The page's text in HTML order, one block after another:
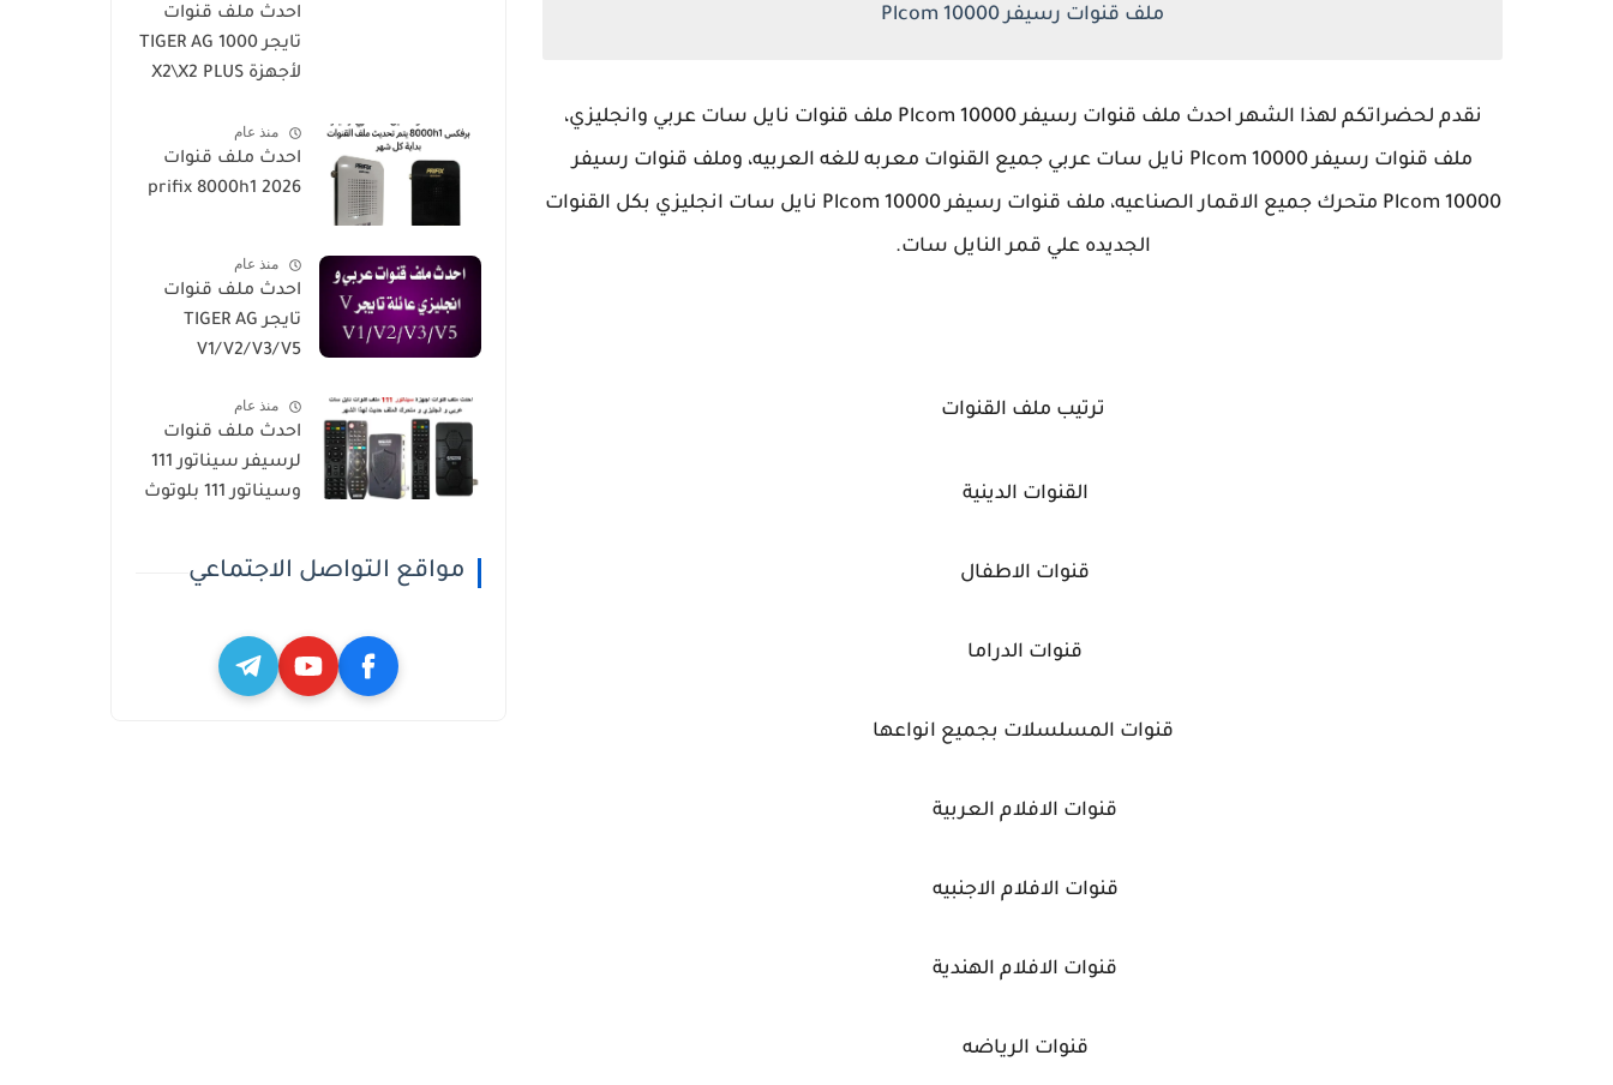
ملف قنوات رسيفر Plcom 10000
نقدم لحضراتكم لهذا الشهر احدث ملف قنوات رسيفر Plcom 10000 ملف قنوات نايل سات عربي وانجليزي،
ملف قنوات رسيفر Plcom 10000 نايل سات عربي جميع القنوات معربه للغه العربيه، وملف قنوات رسيفر
Plcom 10000 متحرك جميع الاقمار الصناعيه، ملف قنوات رسيفر Plcom 10000 نايل سات انجليزي بكل القنوات
الجديده علي قمر النايل سات.
ترتيب ملف القنوات
القنوات الدينية
قنوات الاطفال
قنوات الدراما
قنوات المسلسلات بجميع انواعها
قنوات الافلام العربية
قنوات الافلام الاجنبيه
قنوات الافلام الهندية
قنوات الرياضه
h1g3-star
sat90000_star
sat20000
احدث ملف قنوات
تايجر TIGER AG 1000
لأجهزة X2\X2 PLUS
منذ عام
احدث ملف قنوات
prifix 8000h1 2026
منذ عام
احدث ملف قنوات
تايجر TIGER AG
V1/V2/V3/V5
منذ عام
احدث ملف قنوات
لرسيفر سيناتور 111
وسيناتور 111 بلوتوث
مواقع التواصل الاجتماعي